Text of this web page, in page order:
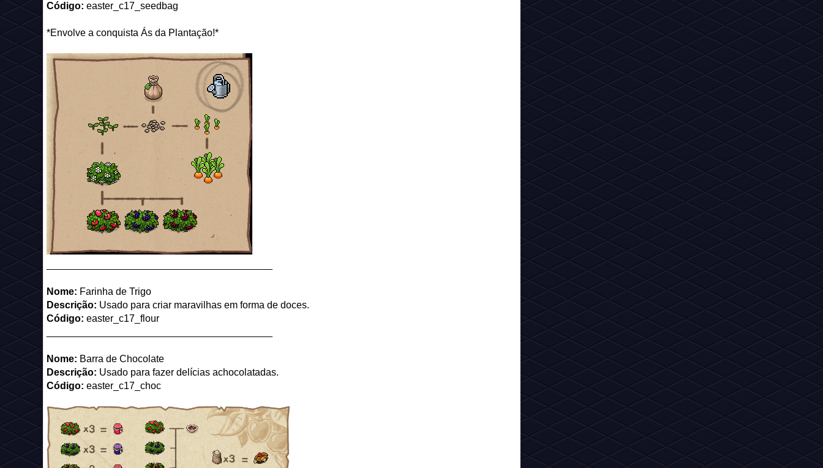
Código: easter_c17_seedbag
*Envolve a conquista Ás da Plantação!*
Nome: Farinha de Trigo
Descrição: Usado para criar maravilhas em forma de doces.
Código: easter_c17_flour
Nome: Barra de Chocolate
Descrição: Usado para fazer delícias achocolatadas.
Código: easter_c17_choc